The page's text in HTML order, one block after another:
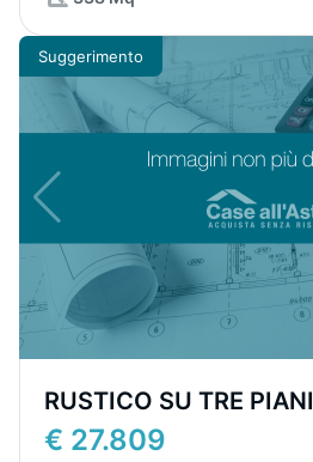
Suggerimento
RUSTICO SU TRE PIANI
€ 27.809